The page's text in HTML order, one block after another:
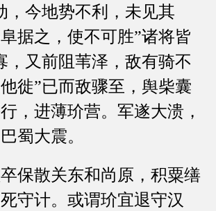
，今地势不利，未见其
据之，使不可胜”诸将皆
，又前阻苇泽，敌有骑不
徙”已而敌骤至，舆柴囊
，进薄玠营。军遂大溃，
蜀大震。
散关东和尚原，积粟缮
守计。或谓玠宜退守汉